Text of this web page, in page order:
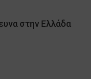
στην Ελλάδα